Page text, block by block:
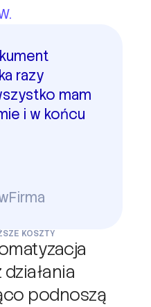
razy
mam
i w końcu
KOSZTY
podnoszą